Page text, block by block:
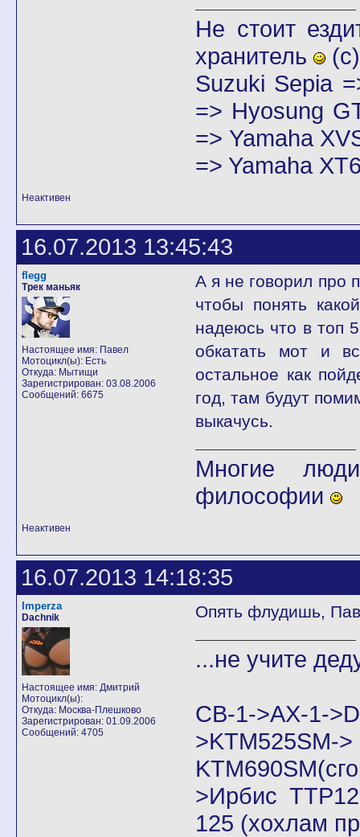
Не стоит
хранитель
(с)
Suzuki Sepia
=> Hyosung
=> Yamaha
=> Yamaha
Неактивен
16.07.2013 13:45:43
flegg
Трек маньяк
Настоящее имя: Павел
Мотоцикл(ы): Есть
Откуда: Мытищи
Зарегистрирован: 03.08.2006
Сообщений: 6675
А я не говорил про
чтобы понять
надеюсь что в топ
обкатать мот и
остальное как
год, там будут
выкачусь.
Многие
философии
Неактивен
16.07.2013 14:18:35
Imperza
Dachnik
Настоящее имя: Дмитрий
Мотоцикл(ы):
Откуда: Москва-Плешково
Зарегистрирован: 01.09.2006
Сообщений: 4705
Опять флудишь,
...не учите
CB-1->AX-
>KTM525SM->
>Ирбис
125 (хохлам